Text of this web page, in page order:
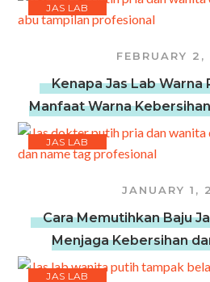
JAS LAB
FEBRUARY
Kenapa Jas Lab Warna
Manfaat Warna
JAS LAB
JANUARY 1,
Cara Memutihkan Baju
Menjaga Kebersihan
JAS LAB